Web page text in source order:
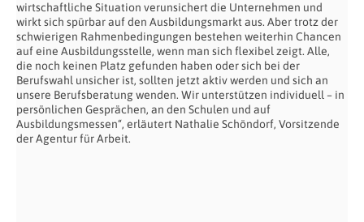
wirtschaftliche Situation verunsichert die Unternehmen und
wirkt sich spürbar auf den Ausbildungsmarkt aus. Aber trotz der
schwierigen Rahmenbedingungen bestehen weiterhin Chancen
auf eine Ausbildungsstelle, wenn man sich flexibel zeigt. Alle,
die noch keinen Platz gefunden haben oder sich bei der
Berufswahl unsicher ist, sollten jetzt aktiv werden und sich an
unsere Berufsberatung wenden. Wir unterstützen individuell – in
persönlichen Gesprächen, an den Schulen und auf
Ausbildungsmessen“, erläutert Nathalie Schöndorf, Vorsitzende
der Agentur für Arbeit.